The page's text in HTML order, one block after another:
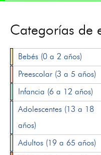
Categorías de
Bebés (0 a 2 años)
Preescolar (3 a 5 años)
Infancia (6 a 12 años)
Adolescentes (13 a 18
años)
Adultos (19 a 65 años)